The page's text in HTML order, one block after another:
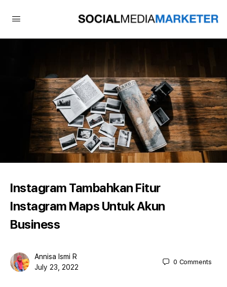
Instagram Tambahkan Fitur
Instagram Maps Untuk Akun
Business
Annisa Ismi R
July 23, 2022
0 Comments